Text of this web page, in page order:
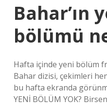
Bahar’ın
bölümü
Hafta içinde yeni bölüm
Bahar dizisi, çekimleri
bu hafta ekranda
YENİ BÖLÜM YOK?